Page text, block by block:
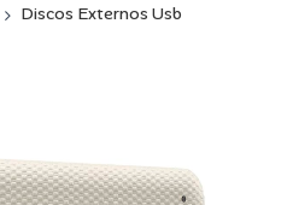
Discos Externos Usb